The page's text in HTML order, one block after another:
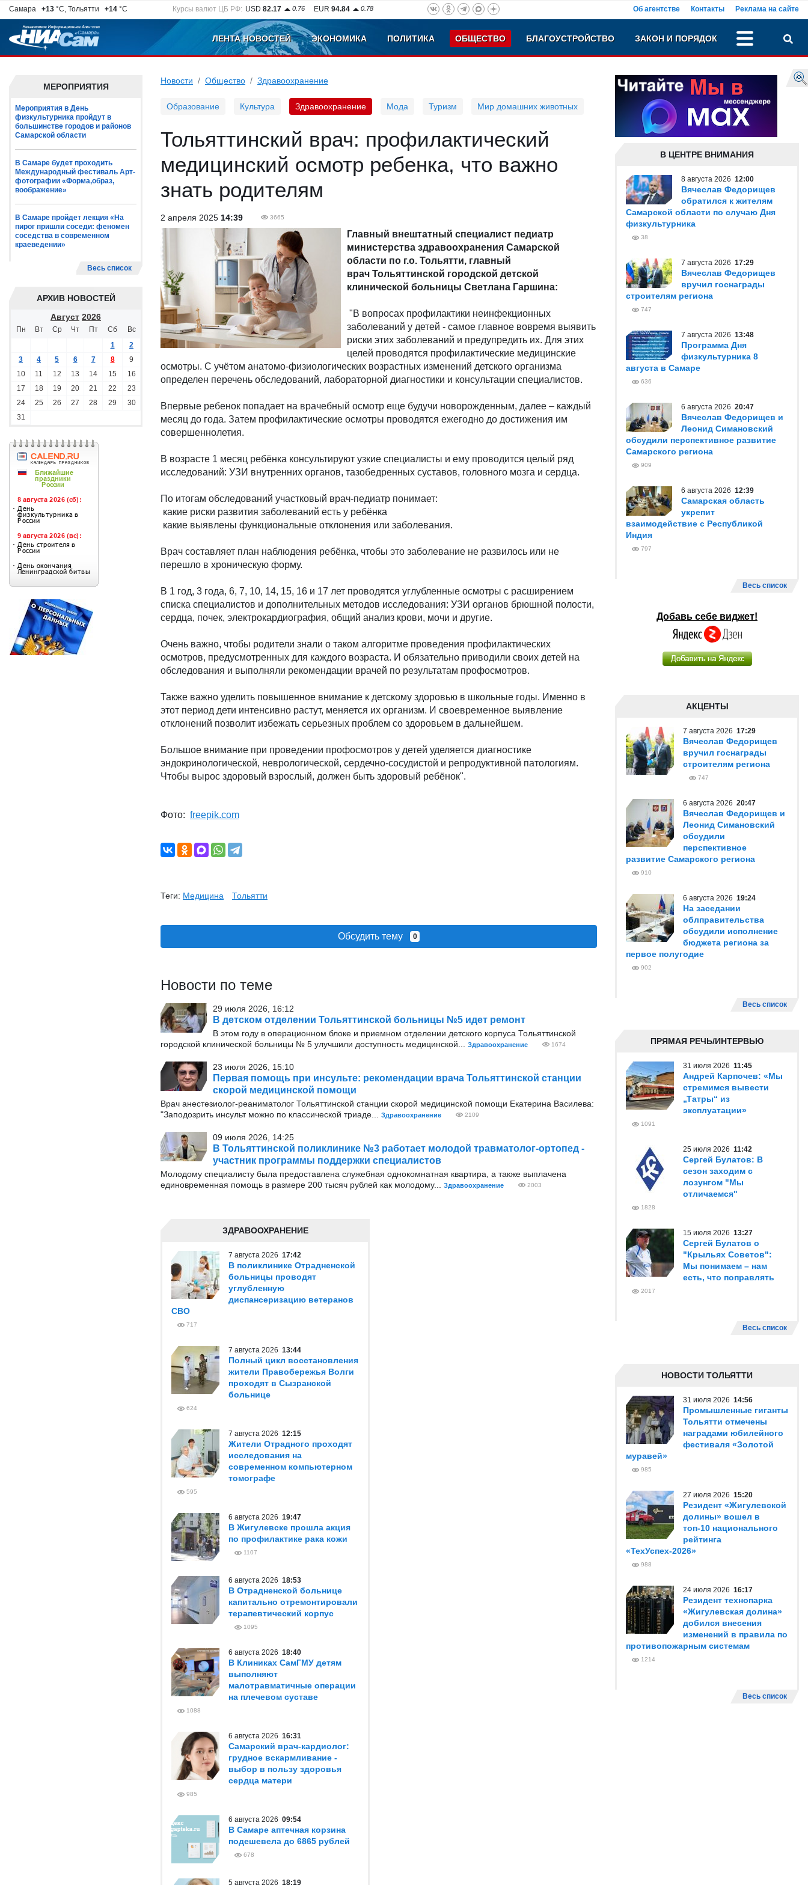
Самара +13 °C, Тольятти +14 °C Курсы валют ЦБ РФ: USD 82.17 0.76 EUR 94.84 0.78 Об агентстве Контакты Реклама на сайте
ЛЕНТА НОВОСТЕЙ ЭКОНОМИКА ПОЛИТИКА ОБЩЕСТВО БЛАГОУСТРОЙСТВО ЗАКОН И ПОРЯДОК
МЕРОПРИЯТИЯ
Мероприятия в День
физкультурника пройдут в
большинстве городов и районов
Самарской области
В Самаре будет проходить
Международный фестиваль Арт-
фотографии «Форма,образ,
воображение»
В Самаре пройдет лекция «На
пирог пришли соседи: феномен
соседства в современном
краеведении»
Весь список
АРХИВ НОВОСТЕЙ
Август 2026
Пн Вт Ср Чт Пт Сб
Вс
1
2
3
4 5 6 7 8
9
10
11 12 13 14 15
16
17
18 19 20 21 22
23
24
25 26 27 28 29
30
31
Новости Общество Здравоохранение
Образование Культура Здравоохранение Мода Туризм Мир домашних животных
Тольяттинский врач: профилактический
медицинский осмотр ребенка, что важно
знать родителям
2 апреля 2025 14:39 3665
Главный внештатный специалист педиатр
министерства здравоохранения Самарской
области по г.о. Тольятти, главный
врач Тольяттинской городской детской
клинической больницы Светлана Гаршина:
"В вопросах профилактики неинфекционных
заболеваний у детей - самое главное вовремя выявить
риски этих заболеваний и предупредить их. Для этих
целей проводятся профилактические медицинские
осмотры. С учётом анатомо-физиологических возрастных изменений детского организма
определен перечень обследований, лабораторной диагностики и консультации специалистов.
Впервые ребенок попадает на врачебный осмотр еще будучи новорожденным, далее – каждый
месяц до года. Затем профилактические осмотры проводятся ежегодно до достижения им
совершеннолетия.
В возрасте 1 месяц ребёнка консультируют узкие специалисты и ему проводится целый ряд
исследований: УЗИ внутренних органов, тазобедренных суставов, головного мозга и сердца.
По итогам обследований участковый врач-педиатр понимает:
какие риски развития заболеваний есть у ребёнка
какие выявлены функциональные отклонения или заболевания.
Врач составляет план наблюдения ребёнка, чтобы это заболевание не развилось или не
перешло в хроническую форму.
В 1 год, 3 года, 6, 7, 10, 14, 15, 16 и 17 лет проводятся углубленные осмотры с расширением
списка специалистов и дополнительных методов исследования: УЗИ органов брюшной полости,
сердца, почек, электрокардиография, общий анализ крови, мочи и другие.
Очень важно, чтобы родители знали о таком алгоритме проведения профилактических
осмотров, предусмотренных для каждого возраста. И обязательно приводили своих детей на
обследования и выполняли рекомендации врачей по результатам профосмотров.
Также важно уделить повышенное внимание к детскому здоровью в школьные годы. Именно в
этот период дети интенсивно растут, меняется их организм. И своевременное выявление
отклонений позволит избежать серьезных проблем со здоровьем в дальнейшем.
Большое внимание при проведении профосмотров у детей уделяется диагностике
эндокринологической, неврологической, сердечно-сосудистой и репродуктивной патологиям.
Чтобы вырос здоровый взрослый, должен быть здоровый ребёнок".
Фото: freepik.com
Теги: Медицина Тольятти
Обсудить тему 0
Новости по теме
29 июля 2026, 16:12
В детском отделении Тольяттинской больницы №5 идет ремонт
В этом году в операционном блоке и приемном отделении детского корпуса Тольяттинской
городской клинической больницы № 5 улучшили доступность медицинской...
Здравоохранение 1674
23 июля 2026, 15:10
Первая помощь при инсульте: рекомендации врача Тольяттинской станции
скорой медицинской помощи
Врач анестезиолог-реаниматолог Тольяттинской станции скорой медицинской помощи Екатерина Василева:
"Заподозрить инсульт можно по классической триаде...
Здравоохранение 2109
09 июля 2026, 14:25
В Тольяттинской поликлинике №3 работает молодой травматолог-ортопед -
участник программы поддержки специалистов
Молодому специалисту была предоставлена служебная однокомнатная квартира, а также выплачена
единовременная помощь в размере 200 тысяч рублей как молодому...
Здравоохранение 2003
ЗДРАВООХРАНЕНИЕ
7 августа 2026 17:42
В поликлинике Отрадненской
больницы проводят
углубленную
диспансеризацию ветеранов
СВО
717
7 августа 2026 13:44
Полный цикл восстановления
жители Правобережья Волги
проходят в Сызранской
больнице
624
7 августа 2026 12:15
Жители Отрадного проходят
исследования на
современном компьютерном
томографе
595
6 августа 2026 19:47
В Жигулевске прошла акция
по профилактике рака кожи
1107
6 августа 2026 18:53
В Отрадненской больнице
капитально отремонтировали
терапевтический корпус
1095
6 августа 2026 18:40
В Клиниках СамГМУ детям
выполняют
малотравматичные операции
на плечевом суставе
1088
6 августа 2026 16:31
Самарский врач-кардиолог:
грудное вскармливание -
выбор в пользу здоровья
сердца матери
985
6 августа 2026 09:54
В Самаре аптечная корзина
подешевела до 6865 рублей
678
5 августа 2026 18:19
В ЦЕНТРЕ ВНИМАНИЯ
8 августа 2026 12:00
Вячеслав Федорищев
обратился к жителям
Самарской области по случаю Дня
физкультурника
38
7 августа 2026 17:29
Вячеслав Федорищев
вручил госнаграды
строителям региона
747
7 августа 2026 13:48
Программа Дня
физкультурника 8
августа в Самаре
636
6 августа 2026 20:47
Вячеслав Федорищев и
Леонид Симановский
обсудили перспективное развитие
Самарского региона
909
6 августа 2026 12:39
Самарская область
укрепит
взаимодействие с Республикой
Индия
797
Весь список
Добавь себе виджет!
АКЦЕНТЫ
7 августа 2026 17:29
Вячеслав Федорищев
вручил госнаграды
строителям региона
747
6 августа 2026 20:47
Вячеслав Федорищев и
Леонид Симановский
обсудили
перспективное
развитие Самарского региона
910
6 августа 2026 19:24
На заседании
облправительства
обсудили исполнение
бюджета региона за
первое полугодие
902
Весь список
ПРЯМАЯ РЕЧЬ/ИНТЕРВЬЮ
31 июля 2026 11:45
Андрей Карпочев: «Мы
стремимся вывести
„Татры“ из
эксплуатации»
1091
25 июля 2026 11:42
Сергей Булатов: В
сезон заходим с
лозунгом "Мы
отличаемся"
1828
15 июля 2026 13:27
Сергей Булатов о
"Крыльях Советов":
Мы понимаем – нам
есть, что поправлять
2017
Весь список
НОВОСТИ ТОЛЬЯТТИ
31 июля 2026 14:56
Промышленные гиганты
Тольятти отмечены
наградами юбилейного
фестиваля «Золотой
муравей»
985
27 июля 2026 15:20
Резидент «Жигулевской
долины» вошел в
топ-10 национального
рейтинга
«ТехУспех-2026»
988
24 июля 2026 16:17
Резидент технопарка
«Жигулевская долина»
добился внесения
изменений в правила по
противопожарным системам
1214
Весь список